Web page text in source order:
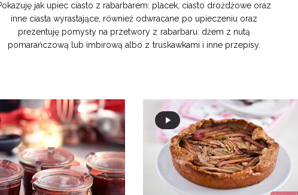
jak upiec ciasto z rabarbarem: placek, ciasto drożdżowe oraz
inne ciasta wyrastające, również odwracane po upieczeniu oraz
prezentuję pomysły na przetwory z rabarbaru: dżem z nutą
pomarańczową lub imbirową albo z truskawkami i inne przepisy.